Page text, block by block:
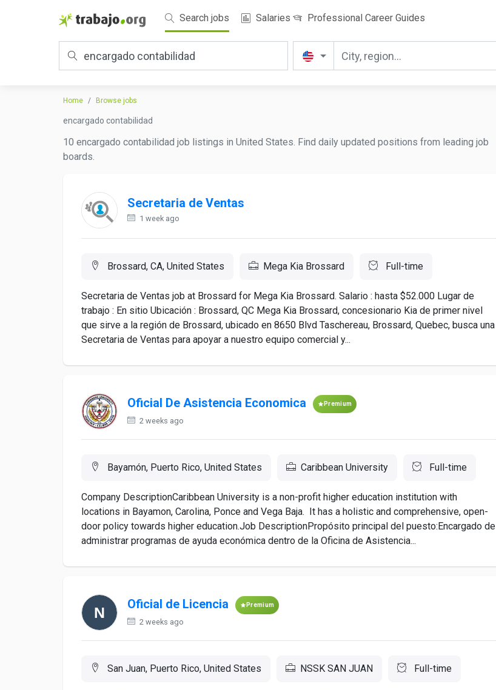
Search jobs Salaries Professional Career Guides
Home Browse jobs
encargado contabilidad
10 encargado contabilidad job listings in United States. Find daily updated positions from leading job
boards.
Secretaria de Ventas
1 week ago
Brossard, CA, United States Mega Kia Brossard Full-time
Secretaria de Ventas job at Brossard for Mega Kia Brossard. Salario : hasta $52.000 Lugar de
trabajo : En sitio Ubicación : Brossard, QC Mega Kia Brossard, concesionario Kia de primer nivel
que sirve a la región de Brossard, ubicado en 8650 Blvd Taschereau, Brossard, Quebec, busca una
Secretaria de Ventas para apoyar a nuestro equipo comercial y...
Oficial De Asistencia Economica Premium
2 weeks ago
Bayamón, Puerto Rico, United States Caribbean University Full-time
Company DescriptionCaribbean University is a non-profit higher education institution with
locations in Bayamon, Carolina, Ponce and Vega Baja. It has a holistic and comprehensive, open-
door policy towards higher education.Job DescriptionPropósito principal del puesto:Encargado de
administrar programas de ayuda económica dentro de la Oficina de Asistencia...
Oficial de Licencia Premium
2 weeks ago
San Juan, Puerto Rico, United States NSSK SAN JUAN Full-time